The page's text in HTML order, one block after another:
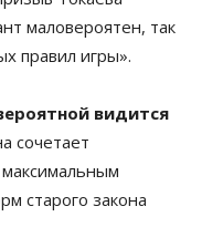
маловероятен, так
правил игры».
видится
сочетает
старого закона